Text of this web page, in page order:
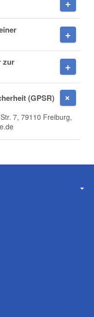
zur
(GPSR)
7, 79110 Freiburg,